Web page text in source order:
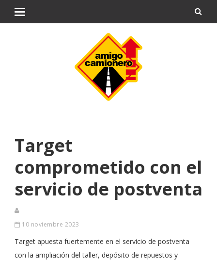
Target
comprometido con el
servicio de postventa
10 noviembre 2023
Target apuesta fuertemente en el servicio de postventa
con la ampliación del taller, depósito de repuestos y